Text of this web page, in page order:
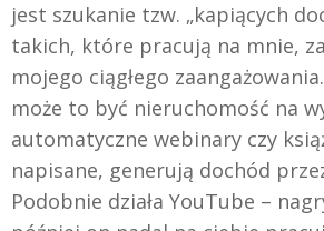
jest szukanie tzw. „kapiących
takich, które pracują na mnie,
mojego ciągłego
może to być nieruchomość na
automatyczne webinary czy
napisane, generują dochód
Podobnie działa YouTube –